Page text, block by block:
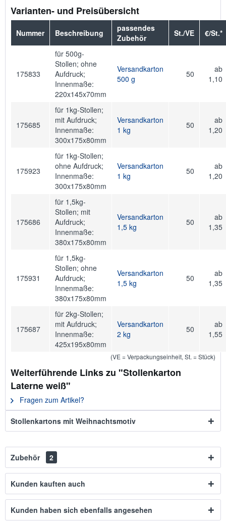
Varianten- und Preisübersicht
Nummer Beschreibung
passendes
Zubehör
St./VE €/St.*
175833
für 500g-
Stollen; ohne
Aufdruck;
Innenmaße:
220x145x70mm
Versandkarton
500 g
50
ab
1,10
175685
für 1kg-Stollen;
mit Aufdruck;
Innenmaße:
300x175x80mm
Versandkarton
1 kg
50
ab
1,20
175923
für 1kg-Stollen;
ohne Aufdruck;
Innenmaße:
300x175x80mm
Versandkarton
1 kg
50
ab
1,20
175686
für 1,5kg-
Stollen; mit
Aufdruck;
Innenmaße:
380x175x80mm
Versandkarton
1,5 kg
50
ab
1,35
175931
für 1,5kg-
Stollen; ohne
Aufdruck;
Innenmaße:
380x175x80mm
Versandkarton
1,5 kg
50
ab
1,35
175687
für 2kg-Stollen;
mit Aufdruck;
Innenmaße:
425x195x80mm
Versandkarton
2 kg
50
ab
1,55
(VE = Verpackungseinheit, St. = Stück)
Weiterführende Links zu "Stollenkarton
Laterne weiß"
Fragen zum Artikel?
Stollenkartons mit Weihnachtsmotiv
Zubehör 2
Kunden kauften auch
Kunden haben sich ebenfalls angesehen